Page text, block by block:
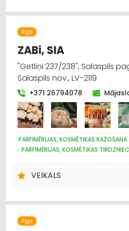
PARFIMĒRIJAS, KOSMĒTIKAS
FRIZĒTAVAS
Rīga
ZABi, SIA
"Getliņi 237/238", Salaspils
Salaspils nov., LV-2119
+371 26794078
PARFIMĒRIJAS, KOSMĒTIKAS RAŽOŠANA
PARFIMĒRIJAS, KOSMĒTIKAS
VEIKALS
Rīga